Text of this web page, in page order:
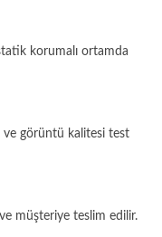
korumalı ortamda
ve görüntü kalitesi test
müşteriye teslim edilir.